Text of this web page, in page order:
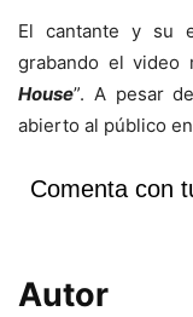
El cantante y su
grabando el video
House”. A pesar
abierto al público
Comenta con
Autor